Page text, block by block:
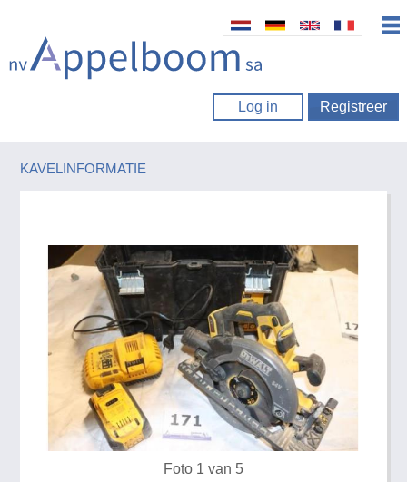
Log in Registreer
KAVELINFORMATIE
Foto 1 van 5